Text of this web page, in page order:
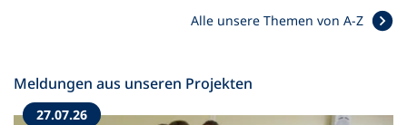
Alle unsere Themen von A-Z
Meldungen aus unseren Projekten
27.07.26